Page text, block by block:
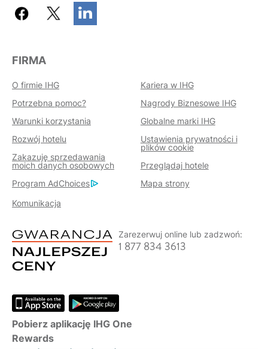
FIRMA
O firmie IHG
Kariera w IHG
Potrzebna pomoc?
Nagrody Biznesowe IHG
Warunki korzystania
Globalne marki IHG
Rozwój hotelu
Ustawienia prywatności i
plików cookie
Zakazuję sprzedawania
moich danych osobowych
Przeglądaj hotele
Program AdChoices
Mapa strony
Komunikacja
Zarezerwuj online lub zadzwoń:
1 877 834 3613
Pobierz aplikację IHG One
Rewards